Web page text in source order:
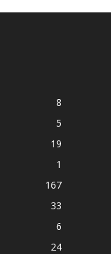
8
5
19
1
167
33
6
24